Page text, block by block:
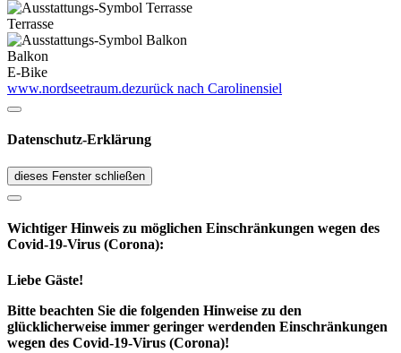
Terrasse
Balkon
E-Bike
www.nordseetraum.dezurück nach Carolinensiel
Datenschutz-Erklärung
dieses Fenster schließen
Wichtiger Hinweis zu möglichen Ein­schränk­ungen wegen des
Covid-19-Virus (Corona):
Liebe Gäste!
Bitte beachten Sie die folgenden Hinweise zu den
glücklicherweise immer geringer werdenden Einschränkungen
wegen des Covid-19-Virus (Corona)!